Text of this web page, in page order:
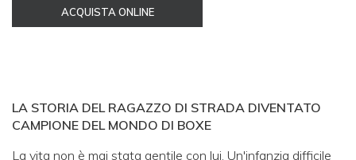
ACQUISTA ONLINE
LA STORIA DEL RAGAZZO DI STRADA DIVENTATO
CAMPIONE DEL MONDO DI BOXE
La vita non è mai stata gentile con lui. Un'infanzia difficile